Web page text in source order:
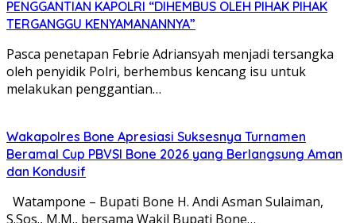
PENGGANTIAN KAPOLRI “DIHEMBUS OLEH PIHAK PIHAK
TERGANGGU KENYAMANANNYA”
Pasca penetapan Febrie Adriansyah menjadi tersangka
oleh penyidik Polri, berhembus kencang isu untuk
melakukan penggantian…
Wakapolres Bone Apresiasi Suksesnya Turnamen
Beramal Cup PBVSI Bone 2026 yang Berlangsung Aman
dan Kondusif
Watampone – Bupati Bone H. Andi Asman Sulaiman,
S.Sos., M.M., bersama Wakil Bupati Bone…